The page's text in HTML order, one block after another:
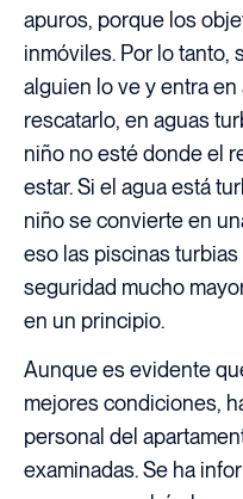
apuros, porque los
inmóviles. Por lo tanto,
alguien lo ve y entra
rescatarlo, en aguas
niño no esté donde el
estar. Si el agua está
niño se convierte en
eso las piscinas
seguridad mucho
en un principio.
Aunque es evidente
mejores condiciones,
personal del
examinadas. Se ha